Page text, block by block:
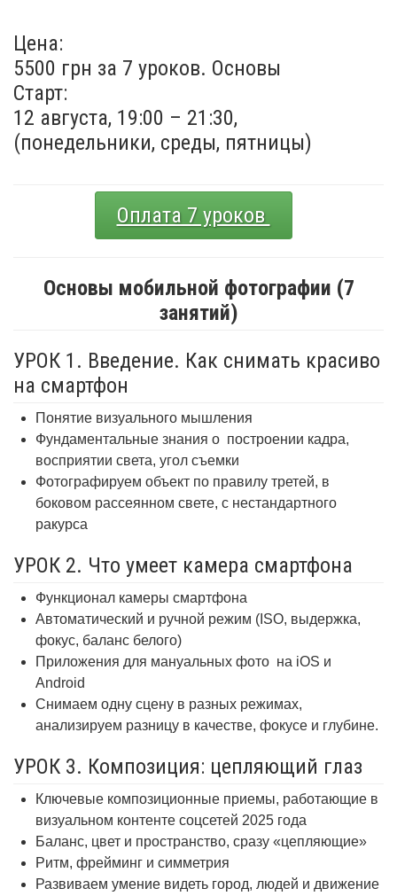
Цена:
5500 грн за 7 уроков. Основы
Старт:
12 августа, 19:00 – 21:30,
(понедельники, среды, пятницы)
Оплата 7 уроков
Основы мобильной фотографии (7
занятий)
УРОК 1. Введение. Как снимать красиво
на смартфон
Понятие визуального мышления
Фундаментальные знания о построении кадра,
восприятии света, угол съемки
Фотографируем объект по правилу третей, в
боковом рассеянном свете, с нестандартного
ракурса
УРОК 2. Что умеет камера смартфона
Функционал камеры смартфона
Автоматический и ручной режим (ISO, выдержка,
фокус, баланс белого)
Приложения для мануальных фото на iOS и
Android
Снимаем одну сцену в разных режимах,
анализируем разницу в качестве, фокусе и глубине.
УРОК 3. Композиция: цепляющий глаз
Ключевые композиционные приемы, работающие в
визуальном контенте соцсетей 2025 года
Баланс, цвет и пространство, сразу «цепляющие»
Ритм, фрейминг и симметрия
Развиваем умение видеть город, людей и движение